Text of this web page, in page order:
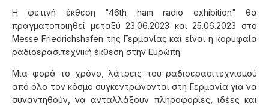
H φετινή έκθεση "46th ham radio exhibition" θα
πραγματοποιηθεί μεταξύ 23.06.2023 και 25.06.2023 στο
Messe Friedrichshafen της Γερμανίας καιείναι η κορυφαία
ραδιοερασιτεχνική έκθεση στην Ευρώπη.
Μια φορά το χρόνο, λάτρεις του ραδιοερασιτεχνισμού
από όλο τον κόσμο συγκεντρώνονται στη Γερμανία για να
συναντηθούν, να ανταλλάξουν πληροφορίες, ιδέες και